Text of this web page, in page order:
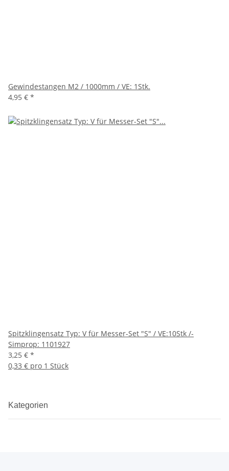
Gewindestangen M2 / 1000mm / VE: 1Stk.
4,95 € *
Spitzklingensatz Typ: V für Messer-Set "S" / VE:10Stk /-
Simprop: 1101927
3,25 € *
0,33 € pro 1 Stück
Kategorien